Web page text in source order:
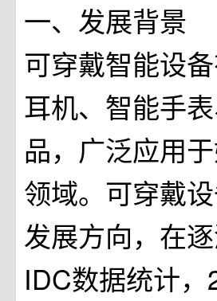
一、发展背景
可穿戴智能设
耳机、智能手
品，广泛应用
领域。可穿戴
发展方向，在
IDC数据统计